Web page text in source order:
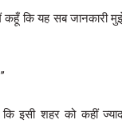
मैं कहूँ कि यह सब
कि इसी शहर को कहीं